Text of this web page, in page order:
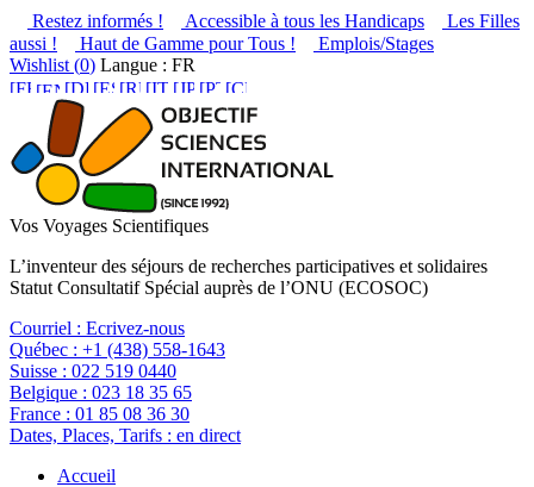
Restez informés ! Accessible à tous les Handicaps
Les Filles
aussi !
Haut de Gamme pour Tous !
Emplois/Stages
Wishlist (0) Langue : FR
Vos Voyages Scientifiques
L’inventeur des séjours de recherches participatives et solidaires
Statut Consultatif Spécial auprès de l’ONU (ECOSOC)
Courriel : Ecrivez-nous
Québec : +1 (438) 558-1643
Suisse : 022 519 0440
Belgique : 023 18 35 65
France : 01 85 08 36 30
Dates, Places, Tarifs : en direct
Accueil